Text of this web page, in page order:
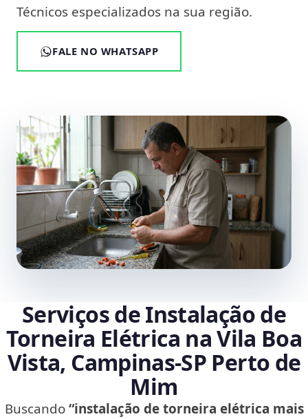
Técnicos especializados na sua região.
FALE NO WHATSAPP
Serviços de Instalação de
Torneira Elétrica na Vila Boa
Vista, Campinas‑SP Perto de
Mim
Buscando“instalação de torneira elétrica mais